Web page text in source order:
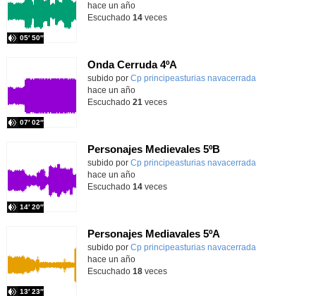
05′ 50″
hace un año
Escuchado 14veces
Onda Cerruda 4ºA
Contenido educativo.
subido por Cp principeasturias navacerrada
07′ 02″
hace un año
Escuchado 21 veces
Personajes Medievales 5ºB
Contenido educativo.
subido por Cp principeasturias navacerrada
14′ 20″
hace un año
Escuchado 14veces
Personajes Mediavales 5ºA
Contenido educativo.
subido por Cp principeasturias navacerrada
13′ 23″
hace un año
Escuchado 18veces